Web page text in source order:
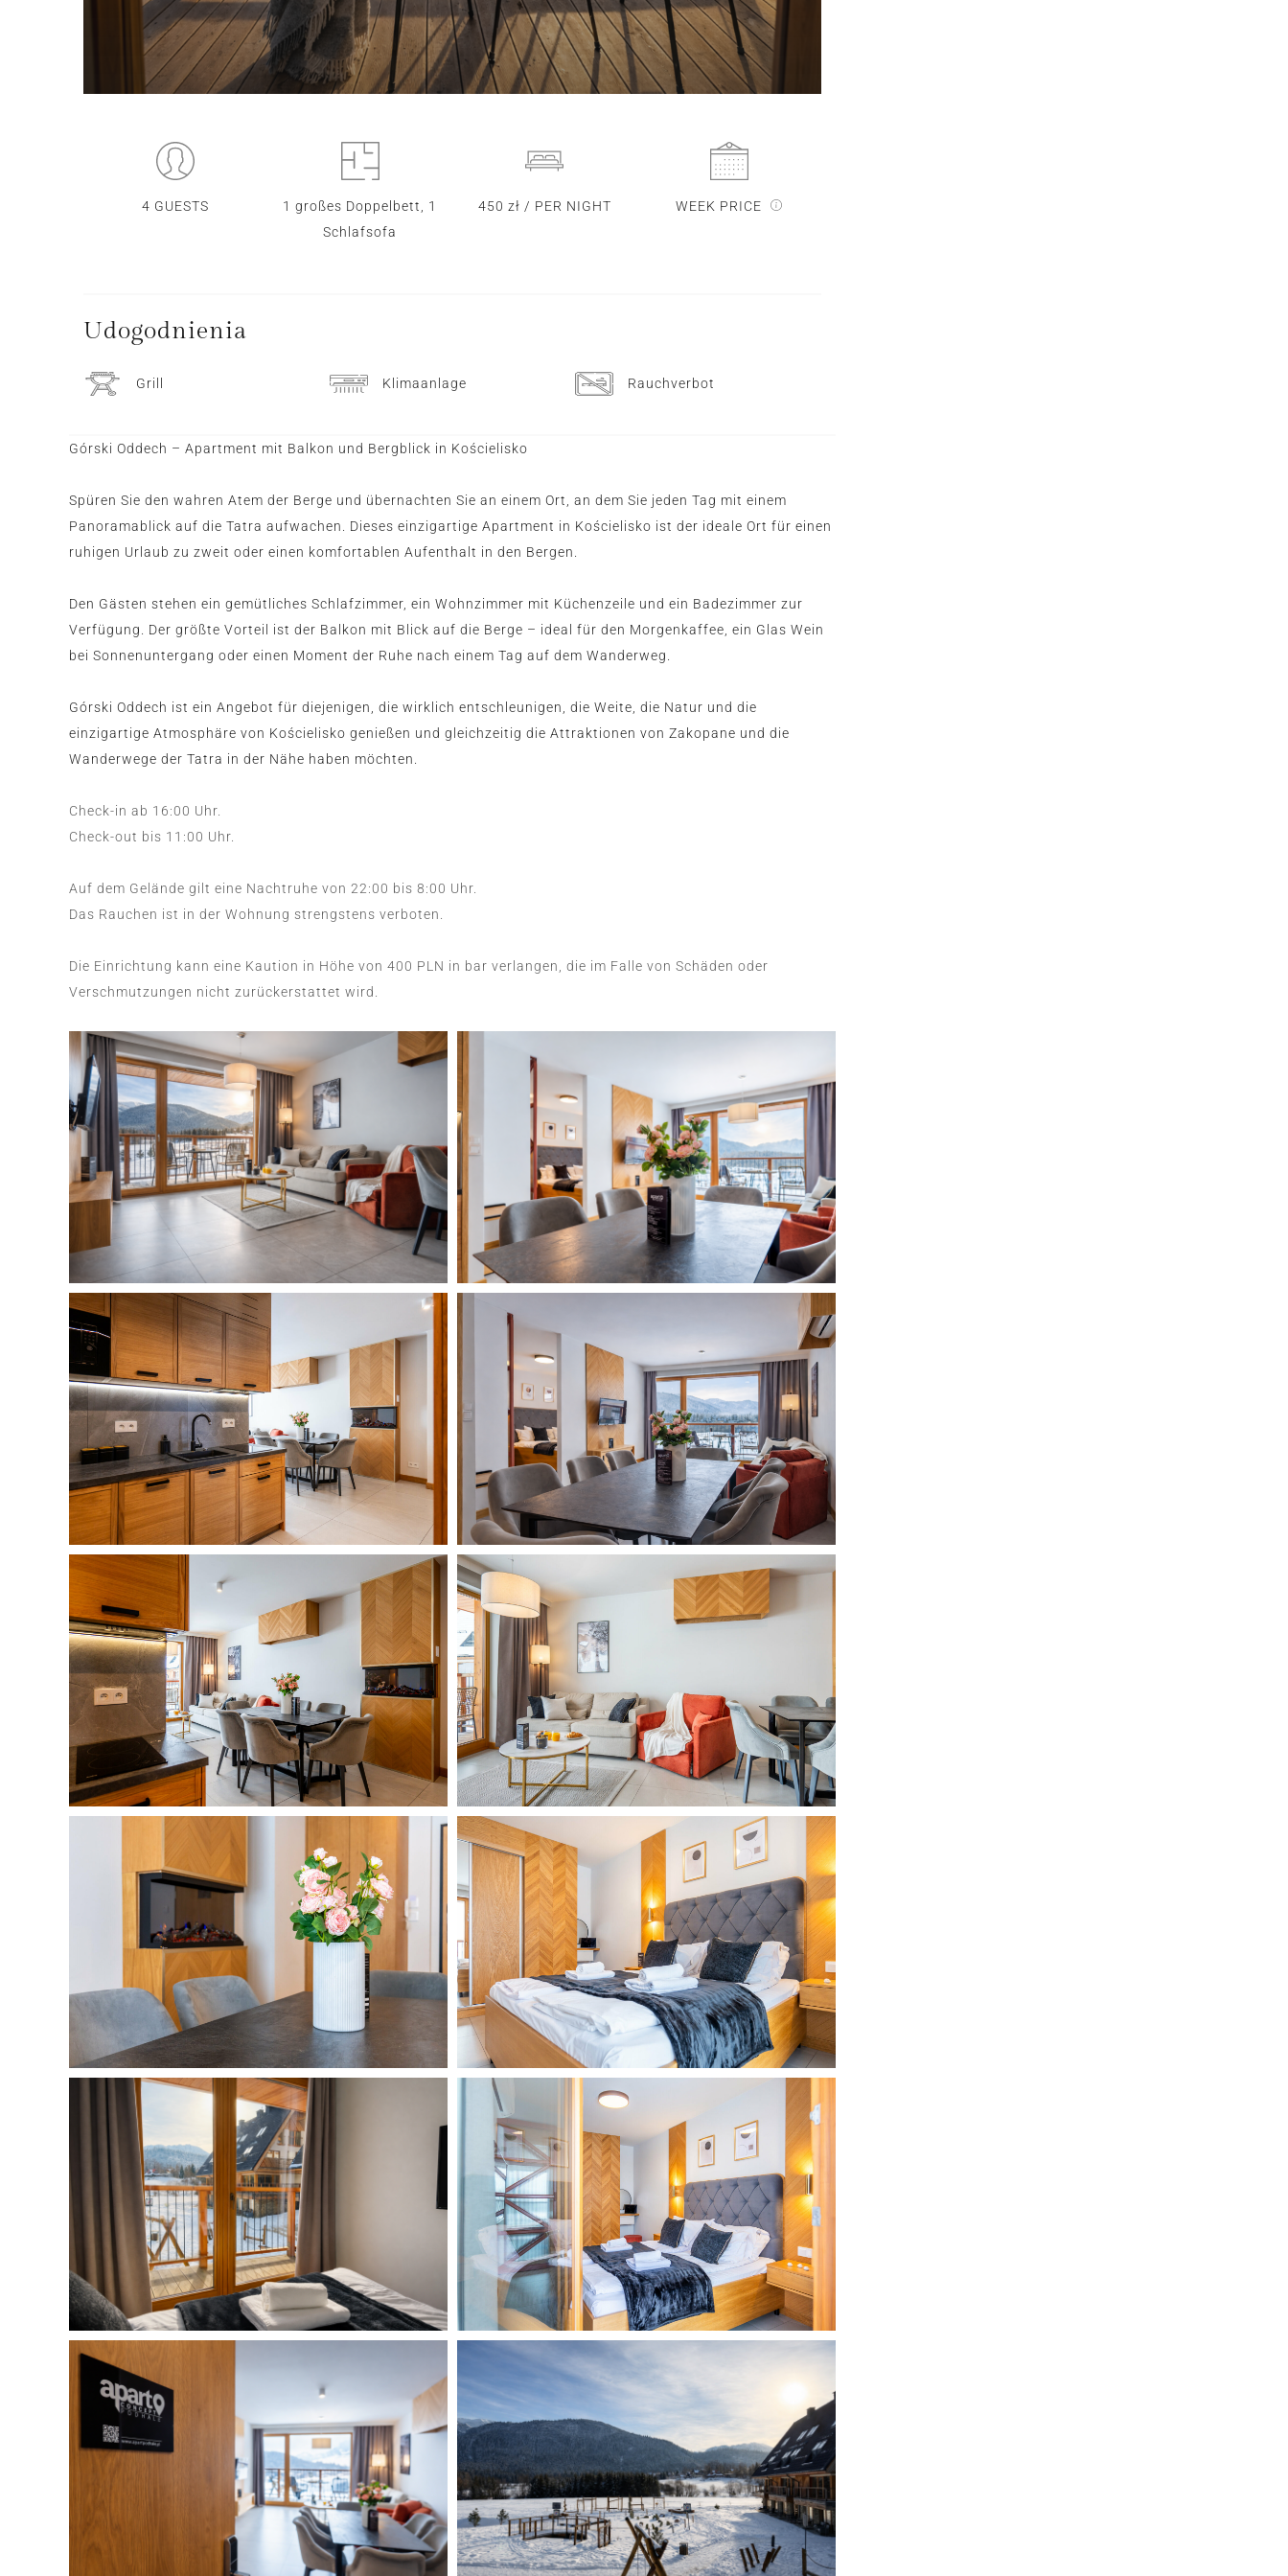
4 GUESTS
1 großes Doppelbett, 1
Schlafsofa
450 zł / PER NIGHT WEEK PRICE
Udogodnienia
Grill Klimaanlage Rauchverbot
Górski Oddech – Apartment mit Balkon und Bergblick in Kościelisko
Spüren Sie den wahren Atem der Berge und übernachten Sie an einem Ort, an dem Sie jeden Tag mit einem
Panoramablick auf die Tatra aufwachen. Dieses einzigartige Apartment in Kościelisko ist der ideale Ort für einen
ruhigen Urlaub zu zweit oder einen komfortablen Aufenthalt in den Bergen.
Den Gästen stehen ein gemütliches Schlafzimmer, ein Wohnzimmer mit Küchenzeile und ein Badezimmer zur
Verfügung. Der größte Vorteil ist der Balkon mit Blick auf die Berge – ideal für den Morgenkaffee, ein Glas Wein
bei Sonnenuntergang oder einen Moment der Ruhe nach einem Tag auf dem Wanderweg.
Górski Oddech ist ein Angebot für diejenigen, die wirklich entschleunigen, die Weite, die Natur und die
einzigartige Atmosphäre von Kościelisko genießen und gleichzeitig die Attraktionen von Zakopane und die
Wanderwege der Tatra in der Nähe haben möchten.
Check-in ab 16:00 Uhr.
Check-out bis 11:00 Uhr.
Auf dem Gelände gilt eine Nachtruhe von 22:00 bis 8:00 Uhr.
Das Rauchen ist in der Wohnung strengstens verboten.
Die Einrichtung kann eine Kaution in Höhe von 400 PLN in bar verlangen, die im Falle von Schäden oder
Verschmutzungen nicht zurückerstattet wird.